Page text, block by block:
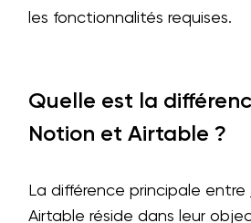
les fonctionnalités requises.
Quelle est la
Notion et Airtable ?
La différence principale entre
Airtable réside dans leur